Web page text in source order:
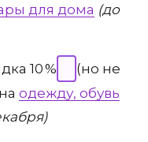
для дома (до
10 %
(но не
одежду, обувь